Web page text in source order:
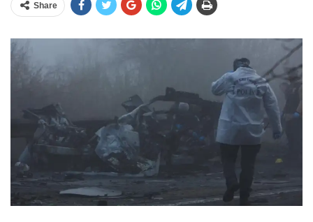
Share